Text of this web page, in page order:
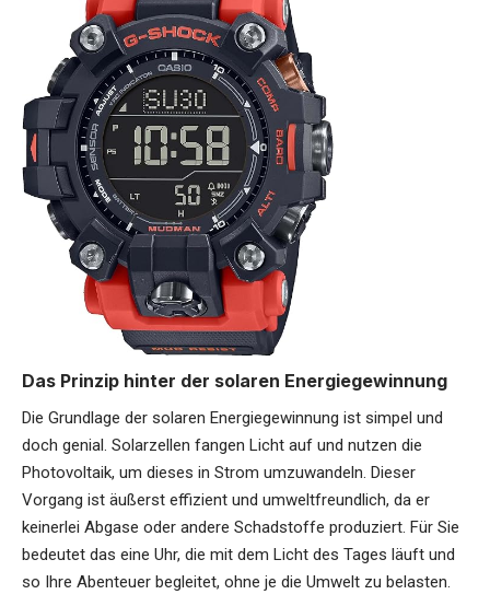
Das Prinzip hinter der solaren Energiegewinnung
Die Grundlage der solaren Energiegewinnung ist simpel und
doch genial. Solarzellen fangen Licht auf und nutzen die
Photovoltaik, um dieses in Strom umzuwandeln. Dieser
Vorgang ist äußerst effizient und umweltfreundlich, da er
keinerlei Abgase oder andere Schadstoffe produziert. Für Sie
bedeutet das eine Uhr, die mit dem Licht des Tages läuft und
so Ihre Abenteuer begleitet, ohne je die Umwelt zu belasten.